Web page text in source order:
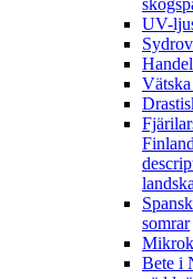
UV-
somrar
Bete i